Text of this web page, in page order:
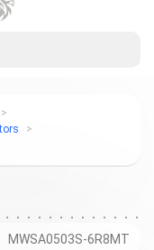
MWSA0503S-6R8MT